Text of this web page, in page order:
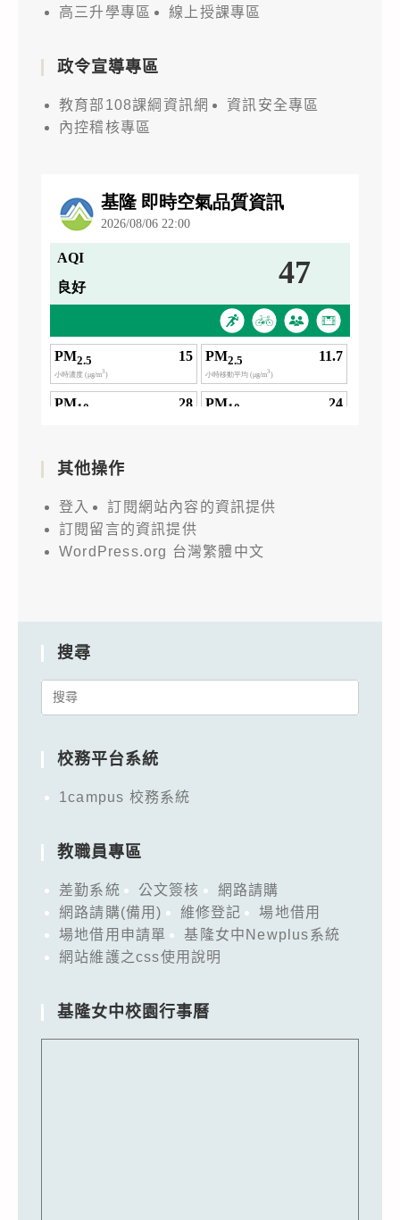
高三升學專區 線上授課專區
政令宣導專區
教育部108課綱資訊網
資訊安全專區
內控稽核專區
其他操作
登入
訂閱網站內容的資訊提供
訂閱留言的資訊提供
WordPress.org 台灣繁體中文
搜尋
Search
校務平台系統
1campus 校務系統
教職員專區
差勤系統 公文簽核
網路請購
網路請購(備用)
維修登記
場地借用
場地借用申請單
基隆女中Newplus系統
網站維護之css使用說明
基隆女中校園行事曆